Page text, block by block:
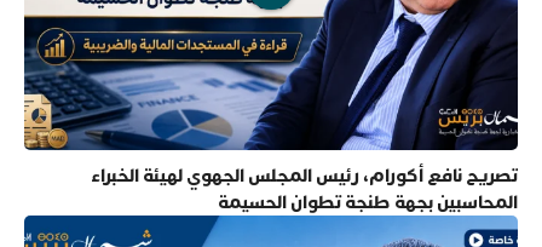
تصريح نافع أكورام، رئيس المجلس الجهوي لهيئة الخبراء
المحاسبين بجهة طنجة تطوان الحسيمة